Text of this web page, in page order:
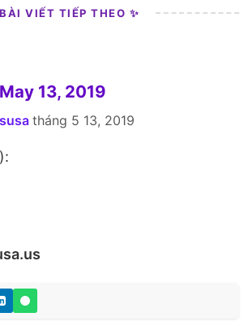
VIẾT TIẾP THEO ✨
13, 2019
tháng 5 13, 2019